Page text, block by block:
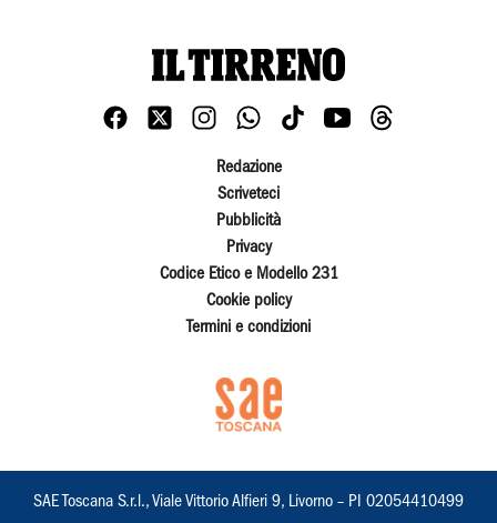
Redazione
Scriveteci
Pubblicità
Privacy
Codice Etico e Modello 231
Cookie policy
Termini e condizioni
SAE Toscana S.r.l., Viale Vittorio Alfieri 9, Livorno – PI 02054410499